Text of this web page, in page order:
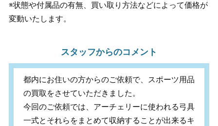
※状態や付属品の有無、買い取り方法などによって価格が
変動いたします。
スタッフからのコメント
都内にお住いの方からのご依頼で、スポーツ用品
の買取をさせていただきました。
今回のご依頼では、アーチェリーに使われる弓具
一式とそれらをまとめて収納することが出来るキ